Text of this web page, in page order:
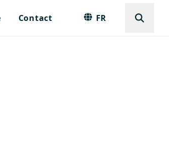
Contact FR